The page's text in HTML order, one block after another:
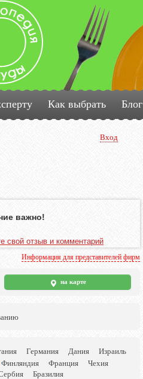
Как выбрать Блог
Вход
важно!
свой отзыв и комментарий
Информация для представителей фирм
на карте
Германия Дания
Израиль
Финляндия Франция
Чехия
Бразилия